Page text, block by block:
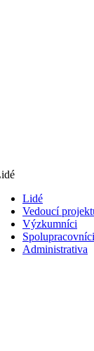
Lidé
Vedoucí
Výzkumníci
Spolupracovníci
Administrativa